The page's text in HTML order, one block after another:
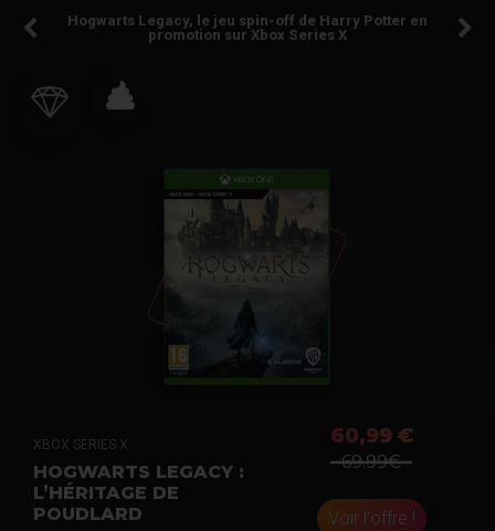
Hogwarts Legacy, le jeu spin-off de Harry Potter en
promotion sur Xbox Series X
XBOX SERIES X
HOGWARTS LEGACY :
L’HÉRITAGE DE
POUDLARD
60,99 €
69.99€
Voir l'offre !